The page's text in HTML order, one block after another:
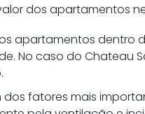
dos apartamentos
apartamentos dentro
No caso do Chateau
fatores mais